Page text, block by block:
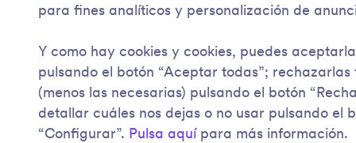
para fines analíticos y personalización de
Y como hay cookies y cookies, puedes
pulsando el botón “Aceptar todas”; rechazarlas
(menos las necesarias) pulsando el botón
detallar cuáles nos dejas o no usar pulsando el
“Configurar”. Pulsa aquí para más información.